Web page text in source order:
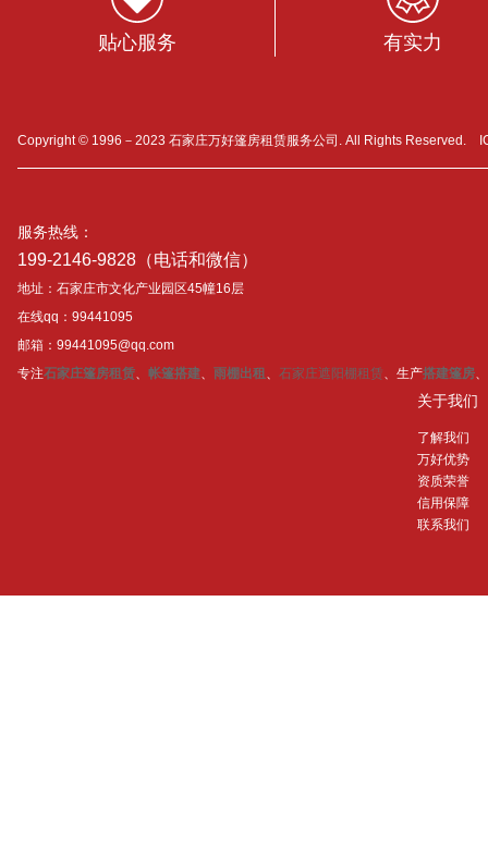
贴心服务 有实力
Copyright © 1996－2023 石家庄万好篷房租赁服务公司. All Rights Reserved.
服务热线：
199-2146-9828（电话和微信）
地址：石家庄市文化产业园区45幢16层
在线qq：99441095
邮箱：99441095@qq.com
专注石家庄篷房租赁、 帐篷搭建、 雨棚出租 、 石家庄遮阳棚租赁、生产搭建篷房
关于我们
了解我们
万好优势
资质荣誉
信用保障
联系我们